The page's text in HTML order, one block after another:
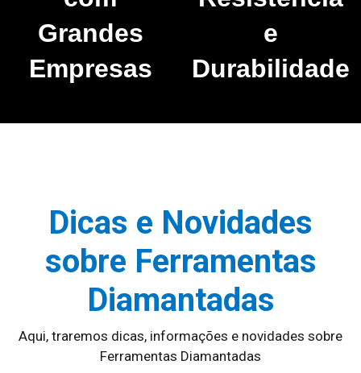
Grandes
Empresas
e
Durabilidade
Dicas e Novidades
sobre Ferramentas
Diamantadas
Aqui, traremos dicas, informações e novidades sobre
Ferramentas Diamantadas